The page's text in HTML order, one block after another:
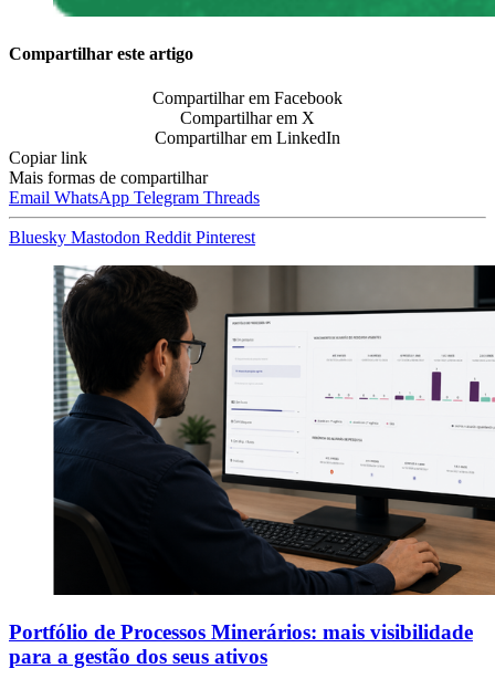
Compartilhar este artigo
Compartilhar em Facebook
Compartilhar em X
Compartilhar em LinkedIn
Copiar link
Mais formas de compartilhar
Email WhatsApp Telegram Threads
Bluesky Mastodon Reddit Pinterest
Portfólio de Processos Minerários: mais visibilidade
para a gestão dos seus ativos